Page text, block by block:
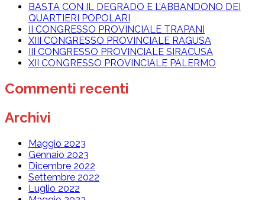
BASTA CON IL DEGRADO E L’ABBANDONO DEI
QUARTIERI POPOLARI
II CONGRESSO PROVINCIALE TRAPANI
XIII CONGRESSO PROVINCIALE RAGUSA
III CONGRESSO PROVINCIALE SIRACUSA
XII CONGRESSO PROVINCIALE PALERMO
Commenti recenti
Archivi
Maggio 2023
Gennaio 2023
Dicembre 2022
Settembre 2022
Luglio 2022